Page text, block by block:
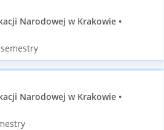
Narodowej w Krakowie •
Narodowej w Krakowie •